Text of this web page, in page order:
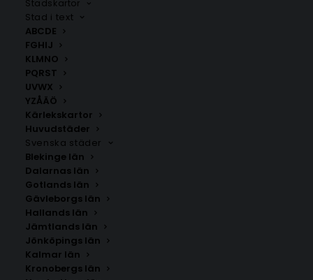
Stadskartor
Stad i text
ABCDE
FGHIJ
KLMNO
PQRST
UVWX
YZÅÄÖ
Kärlekskartor
Huvudstäder
Svenska städer
Blekinge län
Dalarnas län
Gotlands län
Gävleborgs län
Hallands län
Jämtlands län
Jönköpings län
Kalmar län
Kronobergs län
Här hittar du handritade kartor över städer i Ydre
kommun. Om du inte hittar staden som du letar
efter kan du